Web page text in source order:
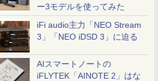
ー3モデルを使ってみた
iFi audio主力「NEO Stream
3」「NEO iDSD 3」に迫る
AIスマートノートの
iFLYTEK「AINOTE 2」はな